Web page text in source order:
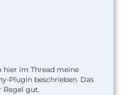
hier im Thread meine
Plugin beschrieben. Das
Regel gut.